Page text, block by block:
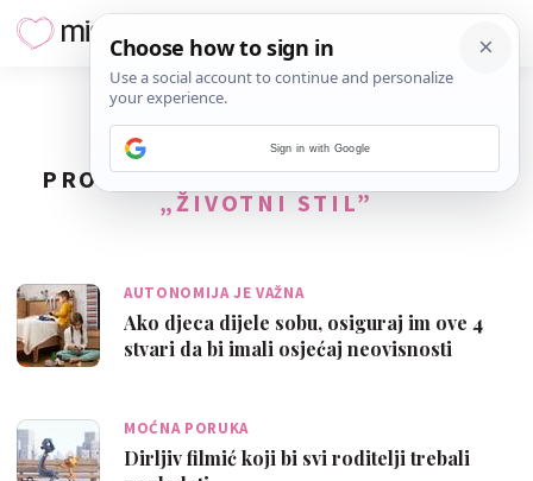
PRONAĐENO4REZULTATA ZA TAG
„ŽIVOTNI STIL”
AUTONOMIJA JE VAŽNA
Ako djeca dijele sobu, osiguraj im ove 4
stvari da bi imali osjećaj neovisnosti
MOĆNA PORUKA
Dirljiv filmić koji bi svi roditelji trebali
Sign in with Google